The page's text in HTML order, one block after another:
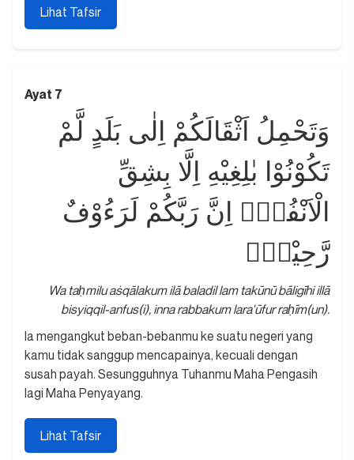
Lihat Tafsir
Ayat 7
وَتَحْمِلُ اَثْقَالَكُمْ اِلٰى بَلَدٍ لَّمْ
تَكُوْنُوْا بٰلِغِيْهِ اِلَّا بِشِقِّ
الْاَنْفُسِۗ اِنَّ رَبَّكُمْ لَرَءُوْفٌ
رَّحِيْمٌۙ
Wa taḥmilu aṡqālakum ilā baladil lam takūnū bāligīhi illā
bisyiqqil-anfus(i), inna rabbakum lara'ūfur raḥīm(un).
Ia mengangkut beban-bebanmu ke suatu negeri yang
kamu tidak sanggup mencapainya, kecuali dengan
susah payah. Sesungguhnya Tuhanmu Maha Pengasih
lagi Maha Penyayang.
Lihat Tafsir